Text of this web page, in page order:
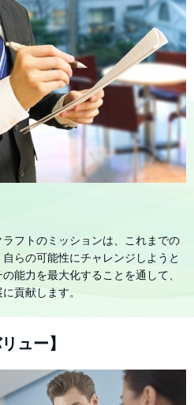
フトのミッションは、これまでの
らの可能性にチャレンジしようと
能力を最大化することを通して、
貢献します。
リュー】